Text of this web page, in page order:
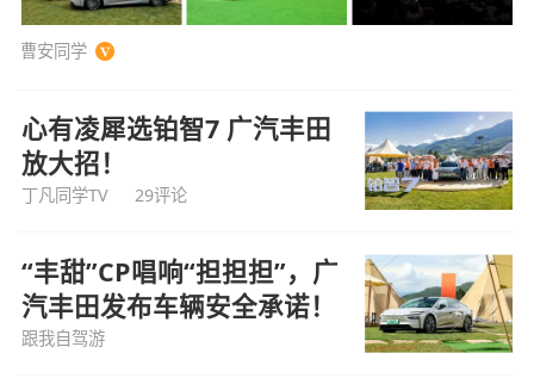
曹安同学
心有凌犀选铂智7 广汽丰田
放大招！
丁凡同学TV 29评论
“丰甜”CP唱响“担担担”，广
汽丰田发布车辆安全承诺！
跟我自驾游